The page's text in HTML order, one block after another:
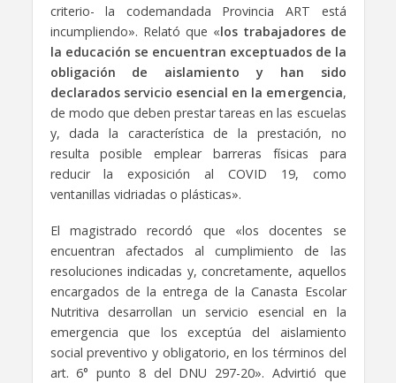
criterio- la codemandada Provincia ART está
incumpliendo». Relató que «los trabajadores de
la educación se encuentran exceptuados de la
obligación de aislamiento y han sido
declarados servicio esencial en la emergencia,
de modo que deben prestar tareas en las escuelas
y, dada la característica de la prestación, no
resulta posible emplear barreras físicas para
reducir la exposición al COVID 19, como
ventanillas vidriadas o plásticas».
El magistrado recordó que «los docentes se
encuentran afectados al cumplimiento de las
resoluciones indicadas y, concretamente, aquellos
encargados de la entrega de la Canasta Escolar
Nutritiva desarrollan un servicio esencial en la
emergencia que los exceptúa del aislamiento
social preventivo y obligatorio, en los términos del
art. 6° punto 8 del DNU 297-20». Advirtió que